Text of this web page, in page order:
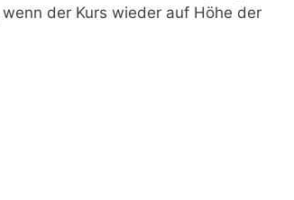
der Kurs wieder auf Höhe der